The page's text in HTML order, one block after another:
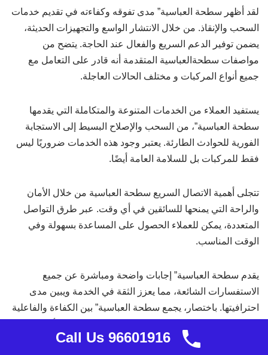
لقد أظهر سطحة العباسية” مدى تفوقه وكفاءته في تقديم خدمات
السحب والإنقاذ. من خلال الانتشار الواسع والتجهيزات الحديثة،
يضمن توفير الدعم السريع والفعال عند الحاجة. يتضح من
مواصفات سطحةالعباسية المتقدمة أنه قادر على التعامل مع
جميع أنواع المركبات و مختلف الحالات العاجلة.
يستفيد العملاء من الخدمات المتنوعة والمتكاملة التي يقدمها
سطحة العباسية”، من السحب والإصلاح البسيط إلى الاستجابة
الفورية للحوادث الطارئة. يعتبر وجود هذه الخدمات ضروريًا ليس
فقط للمركبات بل للسلامة العامة أيضًا.
تتجلى أهمية الاتصال السريع سطحة العباسية من خلال الأمان
والراحة التي يمنحها للسائقين في أي وقت. عبر طرق التواصل
المتعددة، يمكن للعملاء الحصول على المساعدة بسهولة وفي
الوقت المناسب.
يقدم سطحة العباسية” إجابات واضحة ومباشرة عن جميع
الاستفسارات الشائعة، مما يعزز الثقة في الخدمة ويبين مدى
احترافيتها. باختصار، يجمع سطحة العباسية” بين الكفاءة والفاعلية
الحالات الطارئة.
Call Us 96601916